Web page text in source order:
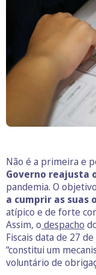
Não é a primeira e
Governo reajusta
pandemia. O
a cumprir as suas
atípico e de forte
Assim, o despacho
Fiscais data de 27
“constitui um
voluntário de